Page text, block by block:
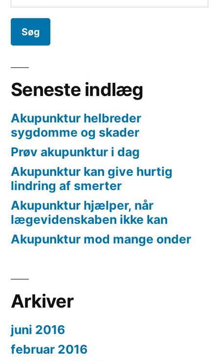
efter:
Seneste indlæg
Akupunktur helbreder
sygdomme og skader
Prøv akupunktur i dag
Akupunktur kan give hurtig
lindring af smerter
Akupunktur hjælper, når
lægevidenskaben ikke kan
Akupunktur mod mange onder
Arkiver
juni 2016
februar 2016